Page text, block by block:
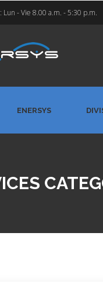
Lun - Vie 8.00 a.m. - 5:30 p.m.
ENERSYS